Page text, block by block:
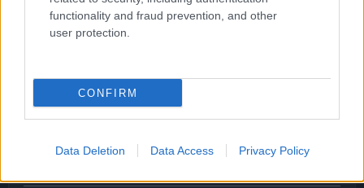
functionality and fraud prevention, and other
user protection.
CONFIRM
Data Deletion Data Access Privacy Policy
Piazza dei Consoli, rapina a mano armata in banca